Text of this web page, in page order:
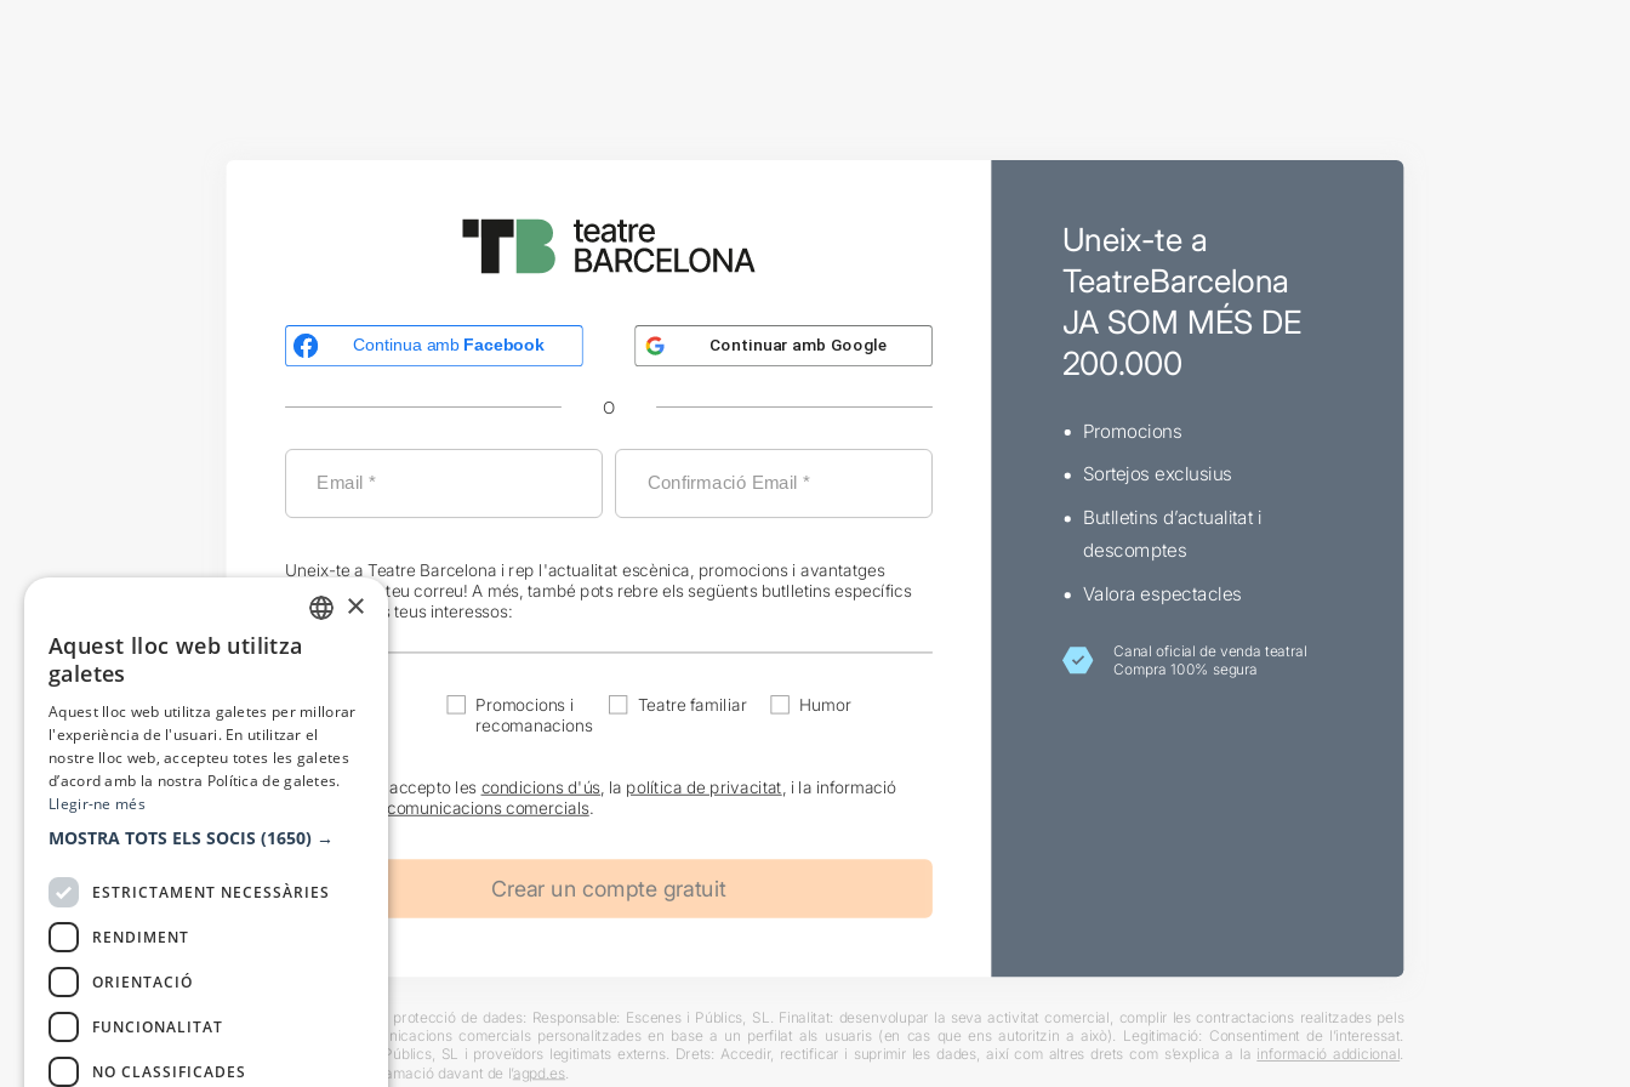
Continua amb Facebook Continuar amb Google
O
Uneix-te a Teatre Barcelona i rep l'actualitat escènica, promocions i avantatges
exclusives al teu correu! A més, també pots rebre els següents butlletins específics
en funció dels teus interessos:
Actualitat
Promocions i
recomanacions
Teatre familiar Humor
He llegit i accepto les condicions d'ús , la política de privacitat , i la informació
comunicacions comercials.
Uneix-te a
TeatreBarcelona
JA SOM MÉS DE
200.000
Promocions
Sortejos exclusius
Butlletins d’actualitat i
descomptes
Valora espectacles
Canal oficial de venda teatral
Compra 100% segura
Informació bàsica sobre protecció de dades: Responsable: Escenes i Públics, SL. Finalitat: desenvolupar la seva activitat comercial, complir les contractacions realitzades pels
usuaris i trametre comunicacions comercials personalitzades en base a un perfilat als usuaris (en cas que ens autoritzin a això). Legitimació: Consentiment de l’interessat.
Destinataris: Escenes i Públics, SL i proveïdors legitimats externs. Drets: Accedir, rectificar i suprimir les dades, així com altres drets com s’explica a la informació addicional
També es pot instar reclamació davant de l’agpd.es
×
Aquest lloc web utilitza
galetes
Aquest lloc web utilitza galetes per millorar
l'experiència de l'usuari. En utilitzar el
nostre lloc web, accepteu totes les galetes
d’acord amb la nostra Política de galetes.
Llegir-ne més
MOSTRA TOTS ELS SOCIS (1650) →
ESTRICTAMENT NECESSÀRIES
RENDIMENT
ORIENTACIÓ
FUNCIONALITAT
NO CLASSIFICADES